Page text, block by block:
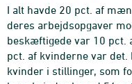
I alt havde 20 pct. af
deres arbejdsopgaver
beskæftigede var 10 pct.
pct. af kvinderne var
kvinder i stillinger, som